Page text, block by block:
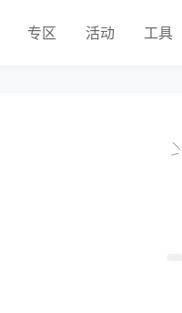
专区 活动 工具